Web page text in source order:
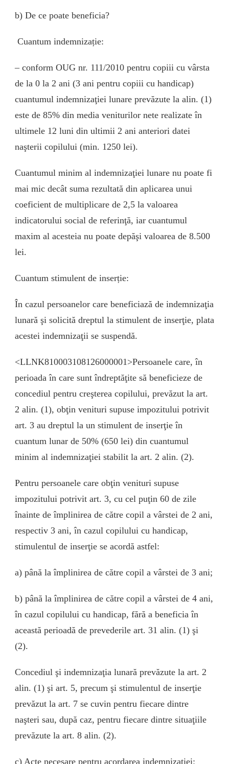
b) De ce poate beneficia?
Cuantum indemnizație:
– conform OUG nr. 111/2010 pentru copiii cu vârsta
de la 0 la 2 ani (3 ani pentru copiii cu handicap)
cuantumul indemnizaţiei lunare prevăzute la alin. (1)
este de 85% din media veniturilor nete realizate în
ultimele 12 luni din ultimii 2 ani anteriori datei
naşterii copilului (min. 1250 lei).
Cuantumul minim al indemnizaţiei lunare nu poate fi
mai mic decât suma rezultată din aplicarea unui
coeficient de multiplicare de 2,5 la valoarea
indicatorului social de referinţă, iar cuantumul
maxim al acesteia nu poate depăşi valoarea de 8.500
lei.
Cuantum stimulent de inserție:
În cazul persoanelor care beneficiază de indemnizaţia
lunară şi solicită dreptul la stimulent de inserţie, plata
acestei indemnizaţii se suspendă.
<LLNK810003108126000001>Persoanele care, în
perioada în care sunt îndreptăţite să beneficieze de
concediul pentru creşterea copilului, prevăzut la art.
2 alin. (1), obţin venituri supuse impozitului potrivit
art. 3 au dreptul la un stimulent de inserţie în
cuantum lunar de 50% (650 lei) din cuantumul
minim al indemnizaţiei stabilit la art. 2 alin. (2).
Pentru persoanele care obţin venituri supuse
impozitului potrivit art. 3, cu cel puţin 60 de zile
înainte de împlinirea de către copil a vârstei de 2 ani,
respectiv 3 ani, în cazul copilului cu handicap,
stimulentul de inserţie se acordă astfel:
a) până la împlinirea de către copil a vârstei de 3 ani;
b) până la împlinirea de către copil a vârstei de 4 ani,
în cazul copilului cu handicap, fără a beneficia în
această perioadă de prevederile art. 31 alin. (1) şi
(2).
Concediul şi indemnizaţia lunară prevăzute la art. 2
alin. (1) şi art. 5, precum şi stimulentul de inserţie
prevăzut la art. 7 se cuvin pentru fiecare dintre
naşteri sau, după caz, pentru fiecare dintre situaţiile
prevăzute la art. 8 alin. (2).
c) Acte necesare pentru acordarea indemnizației: